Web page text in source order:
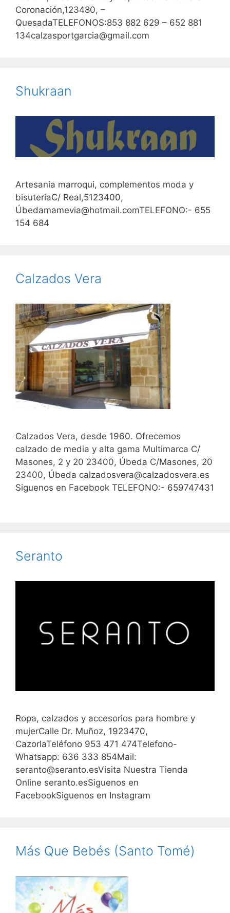
Coronación,123480, –
QuesadaTELEFONOS:853 882 629 – 652 881
134calzasportgarcia@gmail.com
Shukraan
Artesania marroqui, complementos moda y
bisuteriaC/ Real,5123400,
Úbedamamevia@hotmail.comTELEFONO:- 655
154 684
Calzados Vera
Calzados Vera, desde 1960. Ofrecemos
calzado de media y alta gama Multimarca C/
Masones, 2 y 20 23400, Úbeda C/Masones, 20
23400, Úbeda calzadosvera@calzadosvera.es
Siguenos en Facebook TELEFONO:- 659747431
Seranto
Ropa, calzados y accesorios para hombre y
mujerCalle Dr. Muñoz, 1923470,
CazorlaTeléfono 953 471 474Telefono-
Whatsapp: 636 333 854Mail:
seranto@seranto.esVisita Nuestra Tienda
Online seranto.esSiguenos en
FacebookSiguenos en Instagram
Más Que Bebés (Santo Tomé)